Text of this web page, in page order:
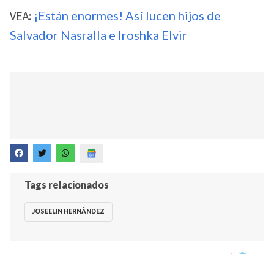
VEA: ¡Están enormes! Así lucen hijos de
Salvador Nasralla e Iroshka Elvir
Tags relacionados
JOSEELIN HERNÁNDEZ